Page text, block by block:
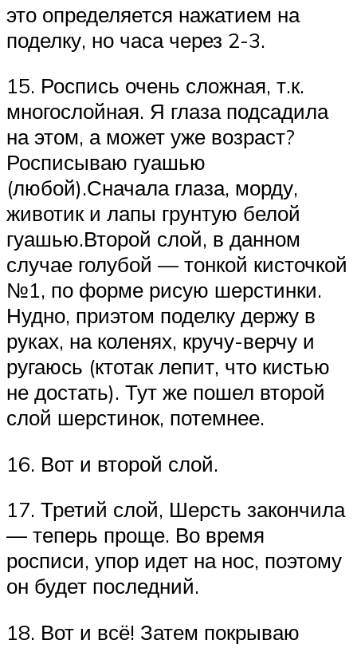
это определяется нажатием на
поделку, но часа через 2-3.
15. Роспись очень сложная, т.к.
многослойная. Я глаза подсадила
на этом, а может уже возраст?
Росписываю гуашью
(любой).Сначала глаза, морду,
животик и лапы грунтую белой
гуашью.Второй слой, в данном
случае голубой — тонкой кисточкой
№1, по форме рисую шерстинки.
Нудно, приэтом поделку держу в
руках, на коленях, кручу-верчу и
ругаюсь (ктотак лепит, что кистью
не достать). Тут же пошел второй
слой шерстинок, потемнее.
16. Вот и второй слой.
17. Третий слой, Шерсть закончила
— теперь проще. Во время
росписи, упор идет на нос, поэтому
он будет последний.
18. Вот и всё! Затем покрываю